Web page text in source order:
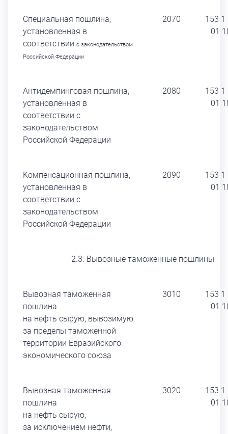
Специальная пошлина,
установленная в
соответствии с законодательством
Российской Федерации
2070
153 1
01
Антидемпинговая пошлина,
установленная в
соответствии с
законодательством
Российской Федерации
2080
153 1
01
Компенсационная пошлина,
установленная в
соответствии с
законодательством
Российской Федерации
2090
153 1
01
2.3. Вывозные таможенные пошлины
Вывозная таможенная
пошлина
на нефть сырую, вывозимую
за пределы таможенной
территории Евразийского
экономического союза
3010
153 1
01
Вывозная таможенная
пошлина
на нефть сырую,
за исключением нефти,
3020
153 1
01